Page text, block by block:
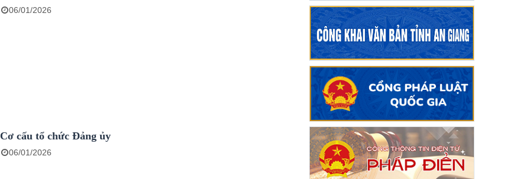
06/01/2026
Cơ cấu tổ chức Đảng ủy
06/01/2026